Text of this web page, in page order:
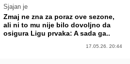
Sjajan je
Zmaj ne zna za poraz ove sezone,
ali ni to mu nije bilo dovoljno da
osigura Ligu prvaka: A sada ga..
17.05.26. 20:44